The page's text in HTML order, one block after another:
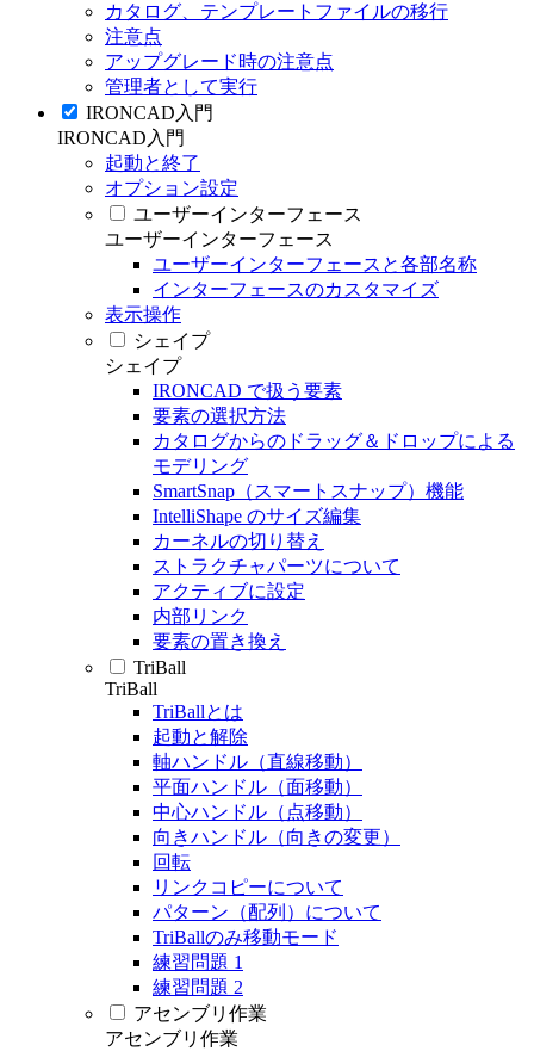
カタログ、テンプレートファイルの移行
注意点
アップグレード時の注意点
管理者として実行
IRONCAD入門
IRONCAD入門
起動と終了
オプション設定
ユーザーインターフェース
ユーザーインターフェース
ユーザーインターフェースと各部名称
インターフェースのカスタマイズ
表示操作
シェイプ
シェイプ
IRONCAD で扱う要素
要素の選択方法
カタログからのドラッグ＆ドロップによる
モデリング
SmartSnap（スマートスナップ）機能
IntelliShape のサイズ編集
カーネルの切り替え
ストラクチャパーツについて
アクティブに設定
内部リンク
要素の置き換え
TriBall
TriBall
TriBallとは
起動と解除
軸ハンドル（直線移動）
平面ハンドル（面移動）
中心ハンドル（点移動）
向きハンドル（向きの変更）
回転
リンクコピーについて
パターン（配列）について
TriBallのみ移動モード
練習問題 1
練習問題 2
アセンブリ作業
アセンブリ作業